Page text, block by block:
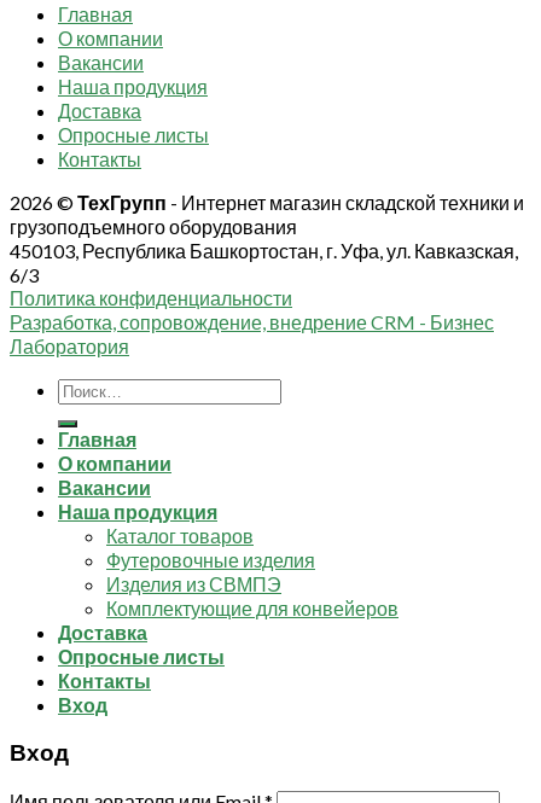
Главная
О компании
Вакансии
Наша продукция
Доставка
Опросные листы
Контакты
2026 ©ТехГрупп - Интернет магазин складской техники и
грузоподъемного оборудования
450103, Республика Башкортостан, г. Уфа, ул. Кавказская,
6/3
Политика конфиденциальности
Разработка, сопровождение, внедрение CRM - Бизнес
Лаборатория
Искать:
Главная
О компании
Вакансии
Наша продукция
Каталог товаров
Футеровочные изделия
Изделия из СВМПЭ
Комплектующие для конвейеров
Доставка
Опросные листы
Контакты
Вход
Вход